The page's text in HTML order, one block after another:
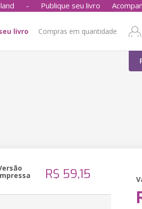
- Publique seu livro
livro Compras em quantidade
R$ 59,15